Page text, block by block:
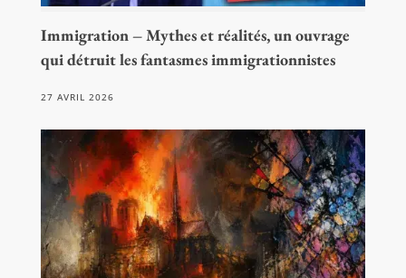
Immigration – Mythes et réalités, un ouvrage
qui détruit les fantasmes immigrationnistes
27 AVRIL 2026